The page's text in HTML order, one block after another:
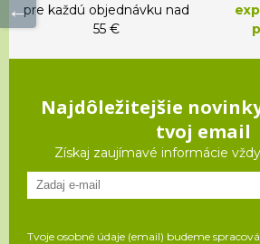
pre každú objednávku nad
55 €
Najdôležitejšie
tvoj email
Získaj zaujímavé informácie
Tvoje osobné údaje (email) budeme